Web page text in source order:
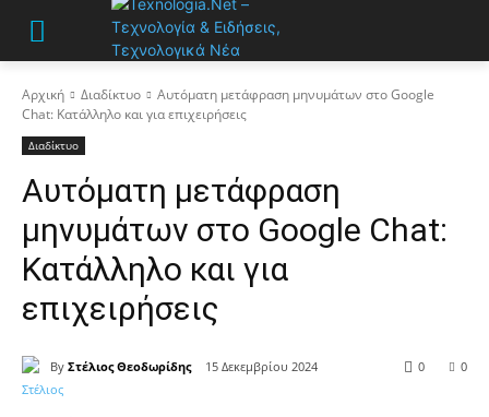
Αρχική Διαδίκτυο
Αυτόματη μετάφραση μηνυμάτων στο Google
Chat: Κατάλληλο και για επιχειρήσεις
Διαδίκτυο
Αυτόματη μετάφραση
μηνυμάτων στο Google Chat:
Κατάλληλο και για
επιχειρήσεις
By Στέλιος Θεοδωρίδης 15 Δεκεμβρίου 2024 0
0